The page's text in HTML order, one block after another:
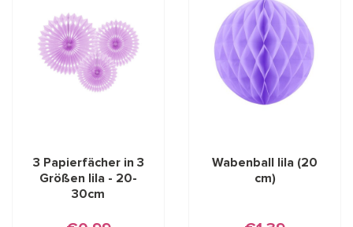
3 Papierfächer in 3
Größen lila - 20-
30cm
Wabenball lila (20
cm)